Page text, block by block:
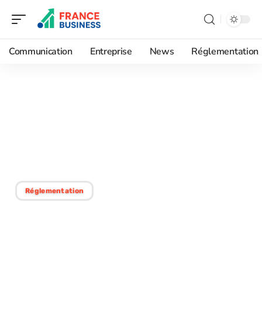
Communication Entreprise News Réglementation
Réglementation